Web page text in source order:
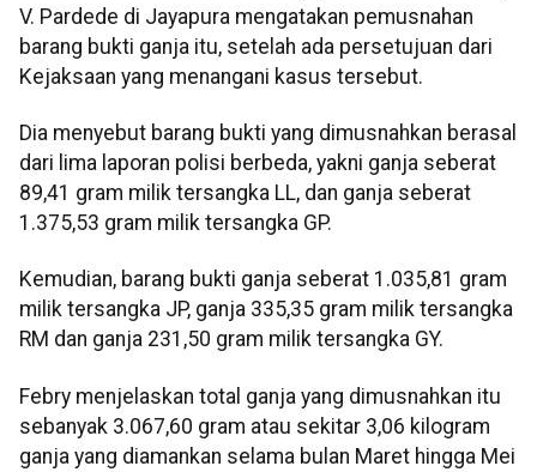
V. Pardede di Jayapura mengatakan pemusnahan
barang bukti ganja itu, setelah ada persetujuan dari
Kejaksaan yang menangani kasus tersebut.
Dia menyebut barang bukti yang dimusnahkan berasal
dari lima laporan polisi berbeda, yakni ganja seberat
89,41 gram milik tersangka LL, dan ganja seberat
1.375,53 gram milik tersangka GP.
Kemudian, barang bukti ganja seberat 1.035,81 gram
milik tersangka JP, ganja 335,35 gram milik tersangka
RM dan ganja 231,50 gram milik tersangka GY.
Febry menjelaskan total ganja yang dimusnahkan itu
sebanyak 3.067,60 gram atau sekitar 3,06 kilogram
ganja yang diamankan selama bulan Maret hingga Mei